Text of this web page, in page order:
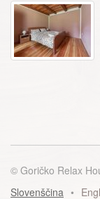
© Goričko Relax
Slovenščina